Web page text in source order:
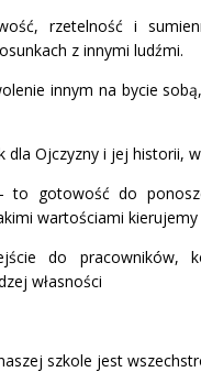
rzetelność i
z innymi ludźmi.
innym na bycie
dla Ojczyzny i jej historii,
to gotowość do
wartościami kierujemy
do pracowników,
własności
szkole jest